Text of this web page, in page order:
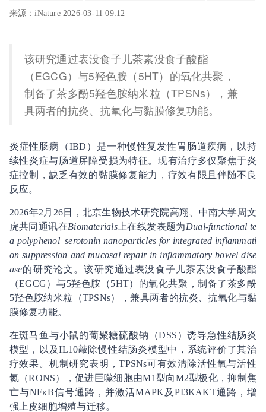
来源：iNature 2026-03-11 09:12
该研究通过表没食子儿茶素没食子酸酯
（EGCG）与5羟色胺（5HT）的氧化共聚，
制备了茶多酚5羟色胺纳米粒（TPSNs），兼
具两者的抗炎、抗氧化与黏膜修复功能。
炎症性肠病（IBD）是一种慢性复发性胃肠道疾病，以持
续性炎症与肠道屏障受损为特征。现有治疗多仅聚焦于炎
症控制，缺乏有效的黏膜修复能力，疗效有限且伴随不良
反应。
2026年2月26日，北京生物技术研究院高翔、中南大学周文
虎共同通讯在Biomaterials上在线发表题为Dual-functional te
a polyphenol–serotonin nanoparticles for integrated inflammati
on suppression and mucosal repair in inflammatory bowel dise
ase的研究论文。该研究通过表没食子儿茶素没食子酸酯
（EGCG）与5羟色胺（5HT）的氧化共聚，制备了茶多酚
5羟色胺纳米粒（TPSNs），兼具两者的抗炎、抗氧化与黏
膜修复功能。
在斑马鱼与小鼠的葡聚糖硫酸钠（DSS）诱导急性结肠炎
模型，以及IL10敲除慢性结肠炎模型中，系统评价了其治
疗效果。机制研究表明，TPSNs可有效清除活性氧与活性
氮（RONS），促进巨噬细胞由M1型向M2型极化，抑制焦
亡与NFκB信号通路，并激活MAPK及PI3KAKT通路，增
强上皮细胞增殖与迁移。